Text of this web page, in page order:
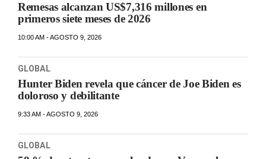
Remesas alcanzan US$7,316 millones en
primeros siete meses de 2026
10:00 AM - AGOSTO 9, 2026
GLOBAL
Hunter Biden revela que cáncer de Joe Biden es
doloroso y debilitante
9:33 AM - AGOSTO 9, 2026
GLOBAL